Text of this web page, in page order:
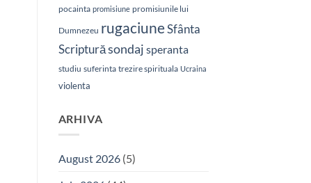
pocainta promisiune promisiunile lui
Dumnezeu rugaciuneSfânta
Scripturăsondaj speranta
studiu suferinta trezire spirituala Ucraina
violenta
ARHIVA
August 2026(5)